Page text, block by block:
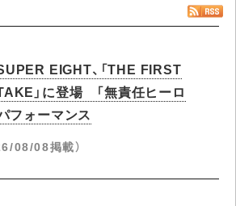
EIGHT、「THE FIRST
」に登場 「無責任ヒーロ
フォーマンス
08/08掲載）